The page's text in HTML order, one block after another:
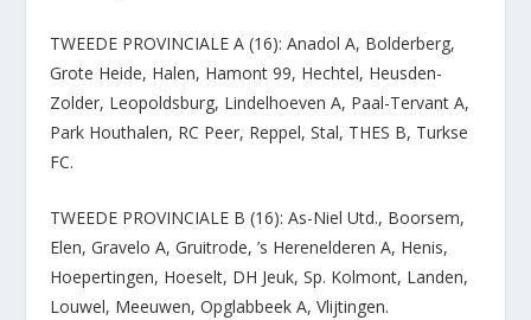
TWEEDE PROVINCIALE A (16): Anadol A, Bolderberg,
Grote Heide, Halen, Hamont 99, Hechtel, Heusden-
Zolder, Leopoldsburg, Lindelhoeven A, Paal-Tervant A,
Park Houthalen, RC Peer, Reppel, Stal, THES B, Turkse
FC.
TWEEDE PROVINCIALE B (16): As-Niel Utd., Boorsem,
Elen, Gravelo A, Gruitrode, ’s Herenelderen A, Henis,
Hoepertingen, Hoeselt, DH Jeuk, Sp. Kolmont, Landen,
Louwel, Meeuwen, Opglabbeek A, Vlijtingen.